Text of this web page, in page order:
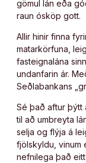
gömul lán eða
raun ósköp gott.
Allir hinir finna
matarkörfuna,
fasteignalána
undanfarin ár.
Seðlabankans
Sé það aftur þýtt
til að umbreyta
selja og flýja á
fjölskyldu, vinum
nefnilega það